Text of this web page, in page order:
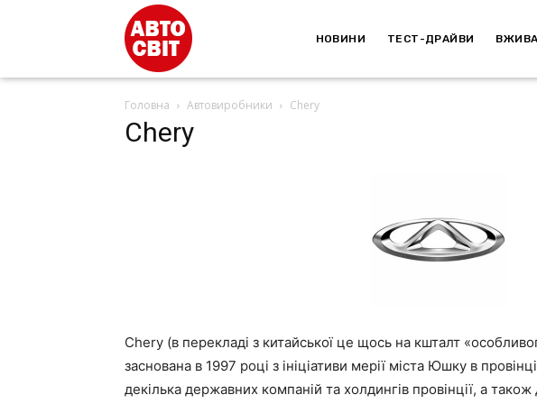
НОВИНИ ТЕСТ-ДРАЙВИ
Головна Автовиробники Chery
Chery
Chery (в перекладі з китайської це щось на кшталт
заснована в 1997 році з ініціативи мерії міста Юшку в
декілька державних компаній та холдингів провінції, а